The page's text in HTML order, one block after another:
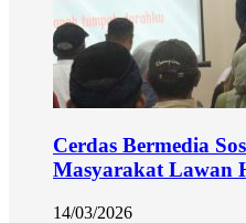
Cerdas Bermedia
Masyarakat Lawan
14/03/2026